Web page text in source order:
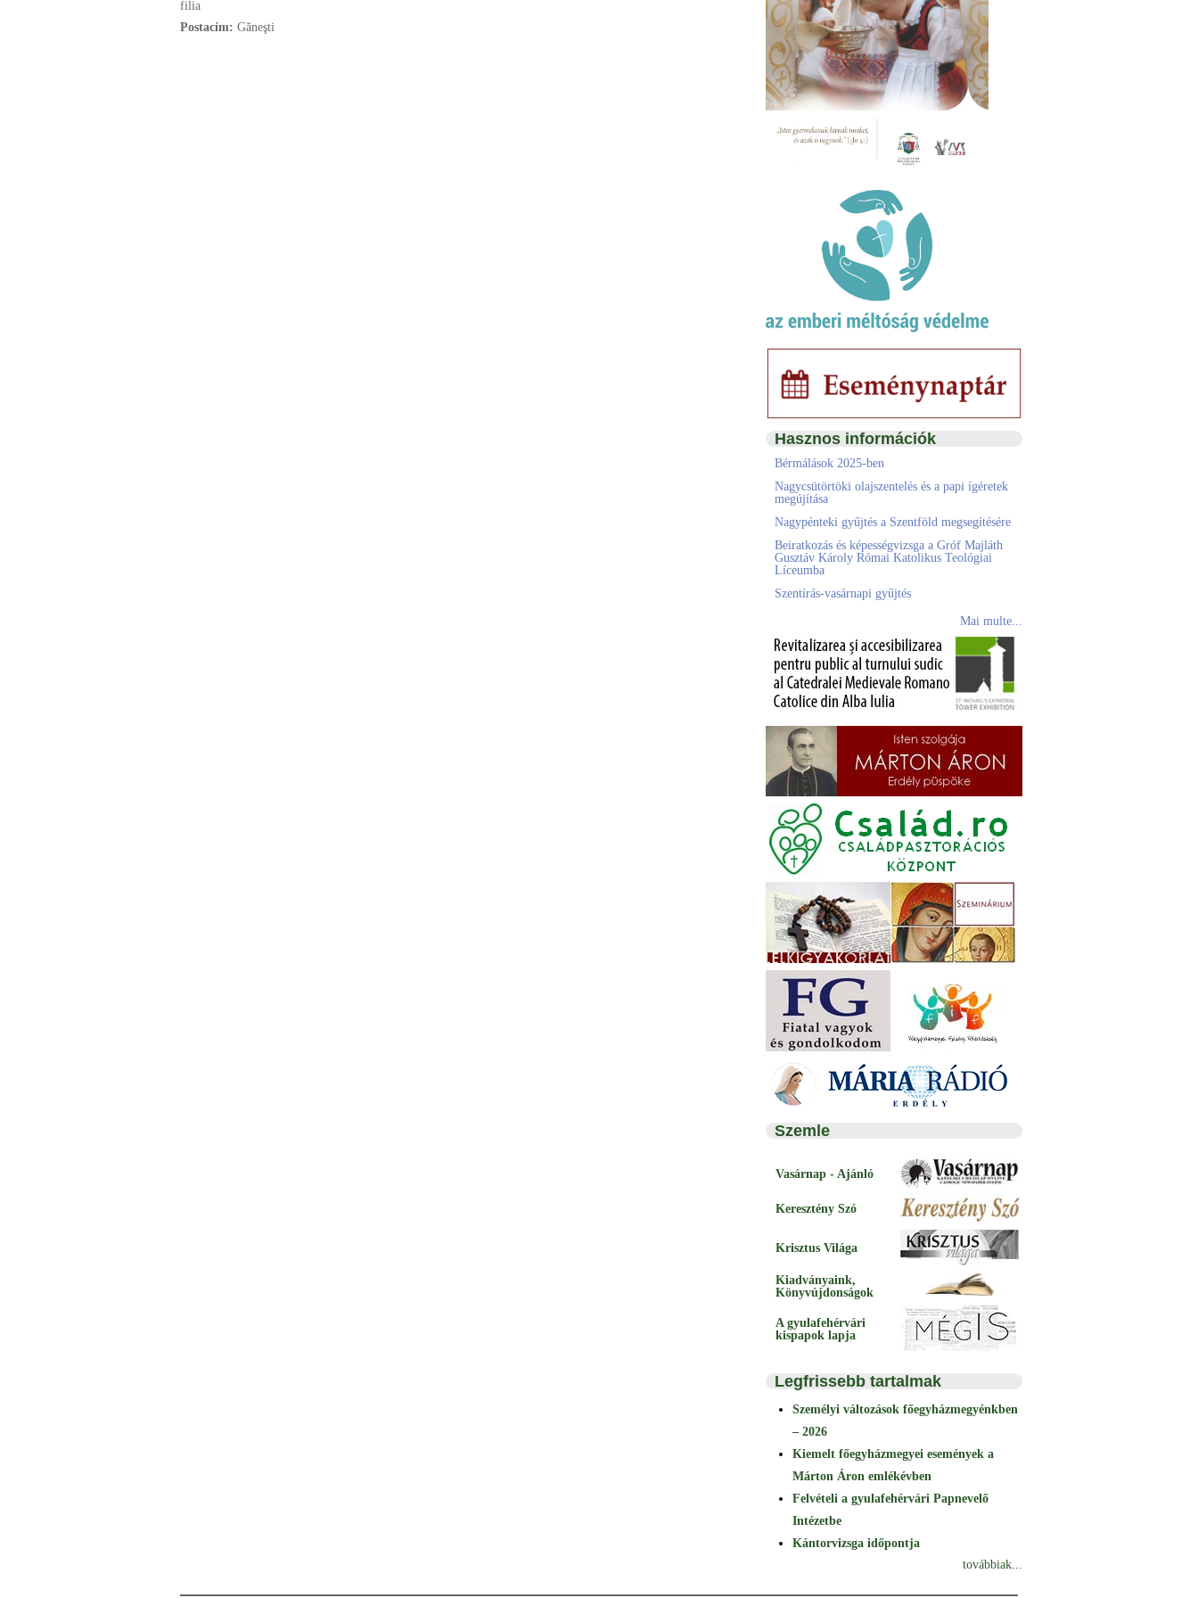
filia
Postacím: Găneşti
Hasznos információk
Bérmálások 2025-ben
Nagycsütörtöki olajszentelés és a papi ígéretek
megújítása
Nagypénteki gyűjtés a Szentföld megsegítésére
Beiratkozás és képességvizsga a Gróf Majláth
Gusztáv Károly Római Katolikus Teológiai
Líceumba
Szentírás-vasárnapi gyűjtés
Mai multe...
Szemle
Vasárnap - Ajánló
Keresztény Szó
Krisztus Világa
Kiadványaink,
Könyvújdonságok
A gyulafehérvári
kispapok lapja
Legfrissebb tartalmak
Személyi változások főegyházmegyénkben
– 2026
Kiemelt főegyházmegyei események a
Márton Áron emlékévben
Felvételi a gyulafehérvári Papnevelő
Intézetbe
Kántorvizsga időpontja
továbbiak...